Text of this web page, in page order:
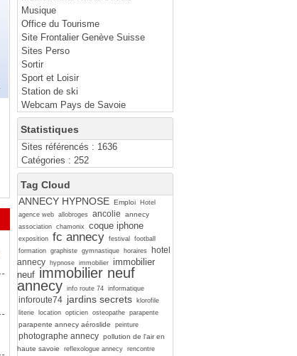
Musique
Office du Tourisme
Site Frontalier Genève Suisse
Sites Perso
Sortir
Sport et Loisir
Station de ski
Webcam Pays de Savoie
Statistiques
Sites référencés : 1636
Catégories : 252
Tag Cloud
ANNECY HYPNOSE Emploi
Hotel
agence web allobroges ancolie annecy
association chamonix coque iphone
exposition fc annecy festival
football
formation graphiste gymnastique horaires
hotel
annecy
hypnose immobilier immobilier
neuf immobilier neuf
annecy info route 74 informatique
inforoute74 jardins secrets
klorofile
literie
location opticien osteopathe parapente
parapente annecy aéroslide peinture
photographe annecy pollution de l'air en
haute savoie
reflexologue annecy rencontre